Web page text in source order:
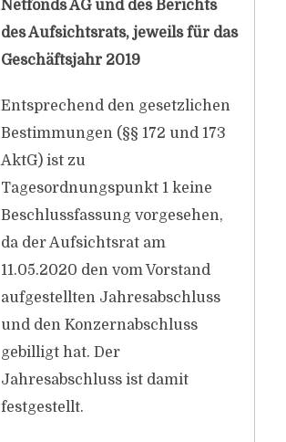
Netfonds AG und des Berichts
des Aufsichtsrats, jeweils für das
Geschäftsjahr 2019
Entsprechend den gesetzlichen
Bestimmungen (§§ 172 und 173
AktG) ist zu
Tagesordnungspunkt 1 keine
Beschlussfassung vorgesehen,
da der Aufsichtsrat am
11.05.2020 den vom Vorstand
aufgestellten Jahresabschluss
und den Konzernabschluss
gebilligt hat. Der
Jahresabschluss ist damit
festgestellt.